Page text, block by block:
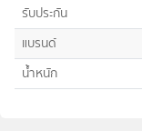
รับประกัน
แบรนด์
น้ำหนัก